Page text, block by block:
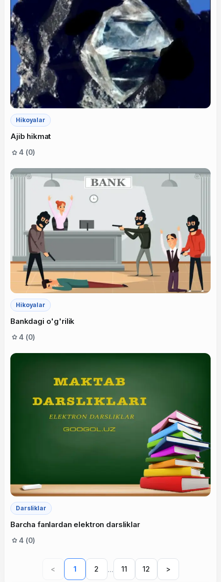
Hikoyalar
Ajib hikmat
4 (0)
Hikoyalar
Bankdagi o'g'rilik
4 (0)
Darsliklar
Barcha fanlardan elektron darsliklar
4 (0)
< 1 2 ... 11 12 >